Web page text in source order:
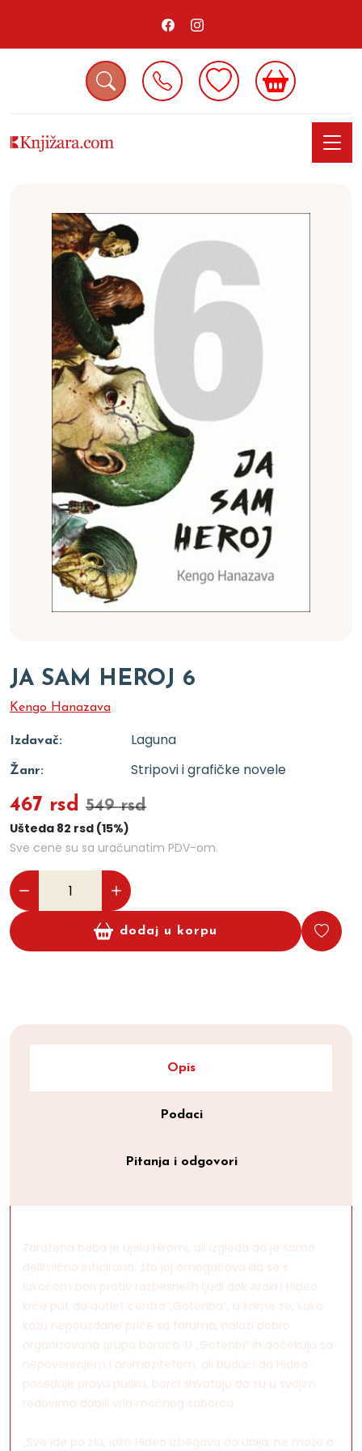
JA SAM HEROJ 6
Kengo Hanazava
Izdavač: Laguna
Žanr: Stripovi i grafičke novele
467 rsd 549 rsd
Ušteda 82 rsd (15%)
Sve cene su sa uračunatim PDV-om.
dodaj u korpu
Opis
Podaci
Pitanja i odgovori
Zaražena beba je ujela Hiromi, ali izgleda da je samo
delimično inficirana, što joj omogućava da se s
lakoćom bori protiv razbesnelih ljudi dok Araki i Hideo
krče put do autlet centra „Gotenba“, u kome se, kako
kažu nepouzdane priče sa foruma, nalazi dobro
organizovana grupa boraca. U „Gotenbi“ ih dočekuju sa
nepoverenjem i animozitetom, ali budući da Hideo
poseduje pravu pušku, borci shvataju da su u svojim
redovima dobili vrlo moćnog saborca.
„Sve ide po zlu; iako Hideo izbegava da ubija, ne može a